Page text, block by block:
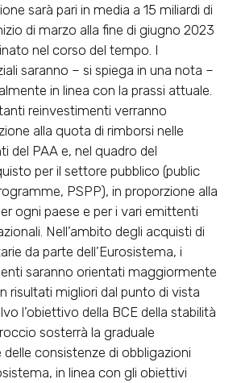
sarà pari in media a 15 miliardi di
di marzo alla fine di giugno 2023
nel corso del tempo. I
saranno – si spiega in una nota –
in linea con la prassi attuale.
reinvestimenti verranno
alla quota di rimborsi nelle
del PAA e, nel quadro del
per il settore pubblico (public
PSPP), in proporzione alla
ogni paese e per i vari emittenti
Nell’ambito degli acquisti di
da parte dell’Eurosistema, i
saranno orientati maggiormente
risultati migliori dal punto di vista
l’obiettivo della BCE della stabilità
sosterrà la graduale
consistenze di obbligazioni
in linea con gli obiettivi